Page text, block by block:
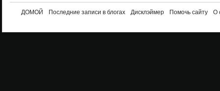
ДОМОЙ Последние записи в блогах Дисклэймер Помочь сайту О